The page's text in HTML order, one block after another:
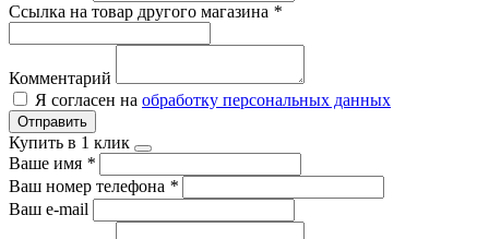
Ссылка на товар другого магазина *
Комментарий
Я согласен на обработку персональных данных
Отправить
Купить в 1 клик
Ваше имя *
Ваш номер телефона *
Ваш e-mail